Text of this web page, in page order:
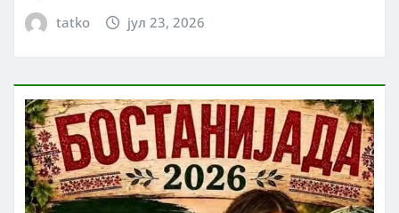
tatko јул 23, 2026